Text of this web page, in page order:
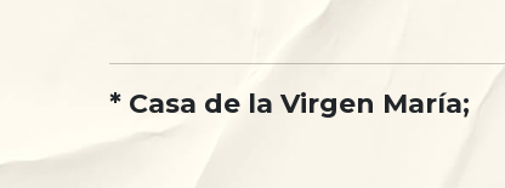
* Casa de la Virgen María;